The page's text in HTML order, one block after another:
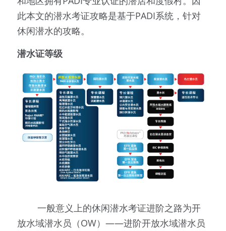
此本文的潜水考证攻略是基于PADI系统，针对
休闲潜水的攻略。
潜水证等级
放水域潜水员（OW）——进阶开放水域潜水员